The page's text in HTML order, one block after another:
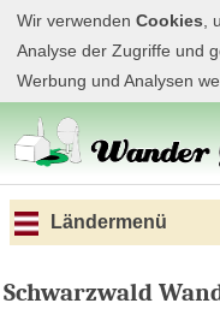
Wir verwenden Cookies ,
Analyse der Zugriffe und
Werbung und Analysen
Ländermenü
Schwarzwald